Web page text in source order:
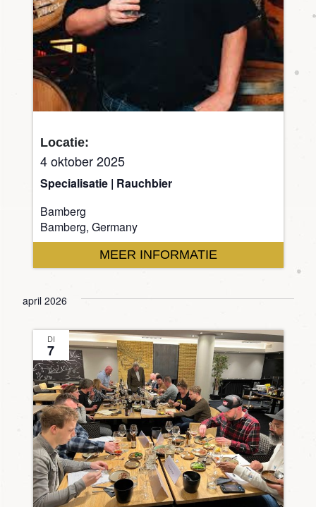
4 oktober 2025
Specialisatie | Rauchbier
Locatie:
Bamberg
Bamberg, Germany
MEER INFORMATIE
april 2026
DI
7